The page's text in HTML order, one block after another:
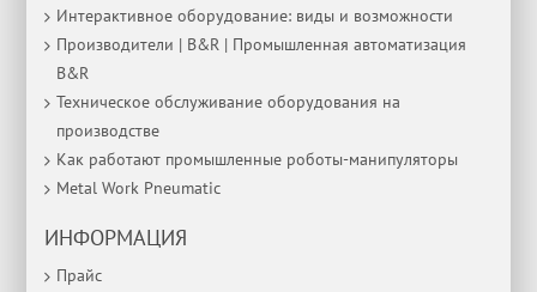
Интерактивное оборудование: виды и возможности
Производители | B&R | Промышленная автоматизация
B&R
Техническое обслуживание оборудования на
производстве
Как работают промышленные роботы-манипуляторы
Metal Work Pneumatic
ИНФОРМАЦИЯ
Прайс